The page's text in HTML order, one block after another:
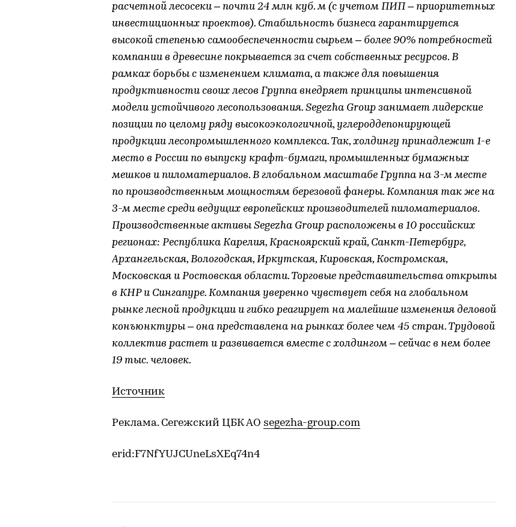
расчетной лесосеки – почти 24 млн куб. м (с учетом ПИП – приоритетных
инвестиционных проектов). Стабильность бизнеса гарантируется
высокой степенью самообеспеченности сырьем – более 90% потребностей
компании в древесине покрывается за счет собственных ресурсов. В
рамках борьбы с изменением климата, а также для повышения
продуктивности своих лесов Группа внедряет принципы интенсивной
модели устойчивого лесопользования. Segezha Group занимает лидерские
позиции по целому ряду высокоэкологичной, углероддепонирующей
продукции лесопромышленного комплекса. Так, холдингу принадлежит 1-е
место в России по выпуску крафт-бумаги, промышленных бумажных
мешков и пиломатериалов. В глобальном масштабе Группа на 3-м месте
по производственным мощностям березовой фанеры. Компания так же на
3-м месте среди ведущих европейских производителей пиломатериалов.
Производственные активы Segezha Group расположены в 10 российских
регионах: Республика Карелия, Красноярский край, Санкт-Петербург,
Архангельская, Вологодская, Иркутская, Кировская, Костромская,
Московская и Ростовская области. Торговые представительства открыты
в КНР и Сингапуре. Компания уверенно чувствует себя на глобальном
рынке лесной продукции и гибко реагирует на малейшие изменения деловой
конъюнктуры – она представлена на рынках более чем 45 стран. Трудовой
коллектив растет и развивается вместе с холдингом – сейчас в нем более
19 тыс. человек.
Источник
Реклама. Сегежский ЦБК АО segezha-group.com
erid:F7NfYUJCUneLsXEq74n4